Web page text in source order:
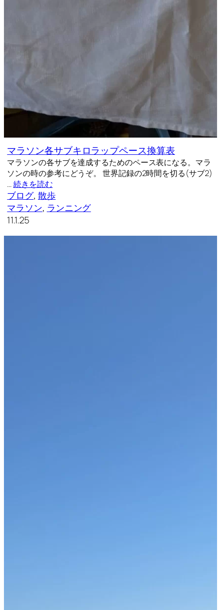
マラソン各サブキロラップペース換算表
マラソンの各サブを達成するためのペース表になる。マラ
ソンの時の参考にどうぞ。 世界記録の2時間を切る(サブ2)
…続きを読む
ブログ, 散歩
マラソン, ランニング
11.1.25